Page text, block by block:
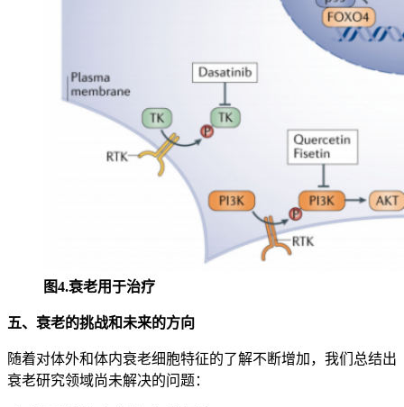
图4.衰老用于治疗
五、衰老的挑战和未来的方向
随着对体外和体内衰老细胞特征的了解不断增加，我们总结出
衰老研究领域尚未解决的问题：